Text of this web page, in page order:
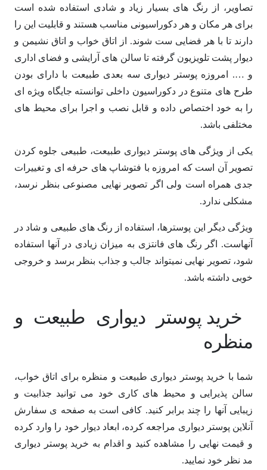
تصاویر، از رنگ های بسیار زیاد و شادی استفاده شده است
برای هر مکان و هر دکوراسیونی مناسب هستند و قابلیت این را
دارند تا با هر فضایی ست شوند. از اتاق خواب و اتاق نشیمن و
دیوار پشت تلویزیون گرفته تا سالن های آرایشی و فضای اداری
و …. امروزه پوستر دیواری سه بعدی طبیعت با دارای بودن
طرح های متنوع در دکوراسیون داخلی توانسته جایگاه ویژه ای
را به خود اختصاص داده و قابل نصب و اجرا برای محیط های
مختلفی باشد.
یکی از ویژگی های پوستر دیواری طبیعت، طبیعی جلوه کردن
تصویر آن است که امروزه با فتوشاپ های حرفه ای و تغییرات
جدی همراه است ولی اگر تصویر نهایی مصنوعی بنظر نرسد،
مشکلی ندارد.
ویژگی دیگر این پوسترها، استفاده از رنگ های طبیعی و شاد در
آنهاست. اگر رنگ های فانتزی به میزان زیادی در آنها استفاده
شود، تصویر نهایی نمیتواند جالب و جذاب بنظر برسد و خروجی
خوبی داشته باشد.
خرید پوستر دیواری طبیعت و
منظره
شما با خرید پوستر دیواری طبیعت و منظره برای اتاق خواب،
سالن پذیرایی و محیط های کاری خود می توانید جذابیت و
زیبایی آنها را چند برابر کنید. کافی است به صفحه ی سفارش
آنلاین پوستر دیواری مراجعه کرده، ابعاد دیوار خود را وارد کرده
و قیمت نهایی را مشاهده کنید و اقدام به خرید پوستر دیواری
مد نظر خود نمایید.